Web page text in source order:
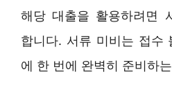
해당 대출을 활용하려면
합니다. 서류 미비는 접수
에 한 번에 완벽히 준비하